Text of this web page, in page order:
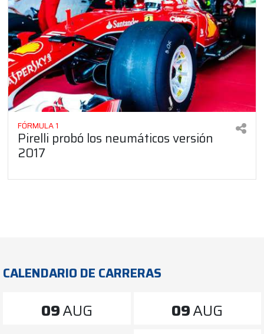
FÓRMULA 1
Pirelli probó los neumáticos versión
2017
CALENDARIO DE CARRERAS
09AUG 09AUG